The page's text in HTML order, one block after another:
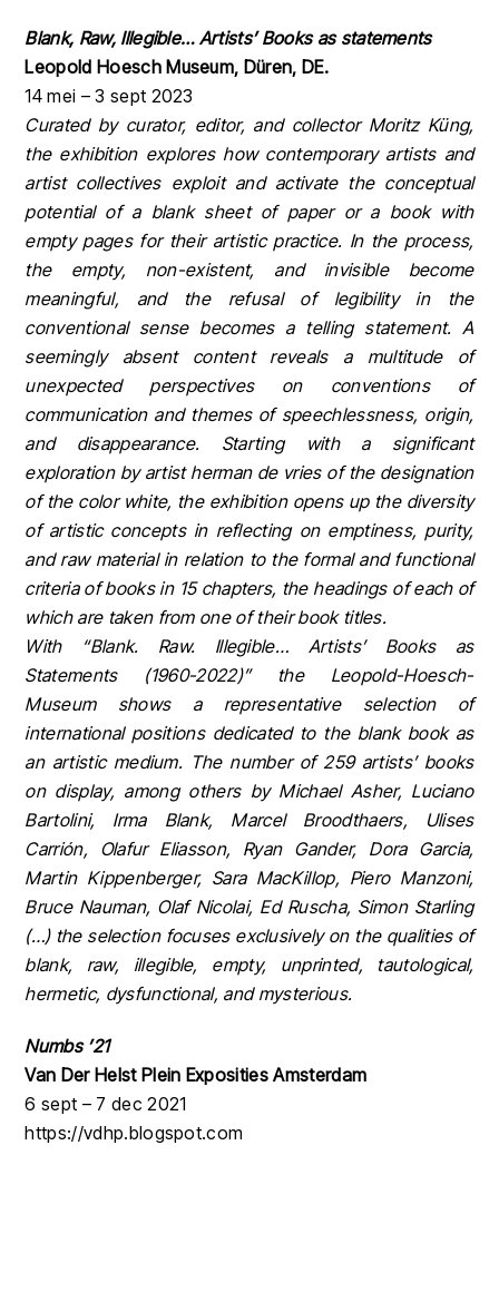
Blank, Raw, Illegible… Artists’ Books as statements
Leopold Hoesch Museum, Düren, DE.
14 mei – 3 sept 2023
Curated by curator, editor, and collector Moritz Küng,
the exhibition explores how contemporary artists and
artist collectives exploit and activate the conceptual
potential of a blank sheet of paper or a book with
empty pages for their artistic practice. In the process,
the empty, non-existent, and invisible become
meaningful, and the refusal of legibility in the
conventional sense becomes a telling statement. A
seemingly absent content reveals a multitude of
unexpected perspectives on conventions of
communication and themes of speechlessness, origin,
and disappearance. Starting with a significant
exploration by artist herman de vries of the designation
of the color white, the exhibition opens up the diversity
of artistic concepts in reflecting on emptiness, purity,
and raw material in relation to the formal and functional
criteria of books in 15 chapters, the headings of each of
which are taken from one of their book titles.
With “Blank. Raw. Illegible… Artists’ Books as
Statements (1960-2022)” the Leopold-Hoesch-
Museum shows a representative selection of
international positions dedicated to the blank book as
an artistic medium. The number of 259 artists’ books
on display, among others by Michael Asher, Luciano
Bartolini, Irma Blank, Marcel Broodthaers, Ulises
Carrión, Olafur Eliasson, Ryan Gander, Dora Garcia,
Martin Kippenberger, Sara MacKillop, Piero Manzoni,
Bruce Nauman, Olaf Nicolai, Ed Ruscha, Simon Starling
(…) the selection focuses exclusively on the qualities of
blank, raw, illegible, empty, unprinted, tautological,
hermetic, dysfunctional, and mysterious.
Numbs ’21
Van Der Helst Plein Exposities Amsterdam
6 sept – 7 dec 2021
https://vdhp.blogspot.com